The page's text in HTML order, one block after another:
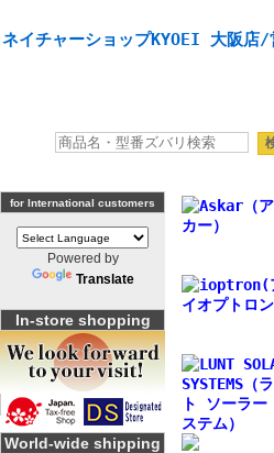
ネイチャーショップKYOEI 大阪
for International customers
Powered by
Translate
In-store shopping
World-wide shipping